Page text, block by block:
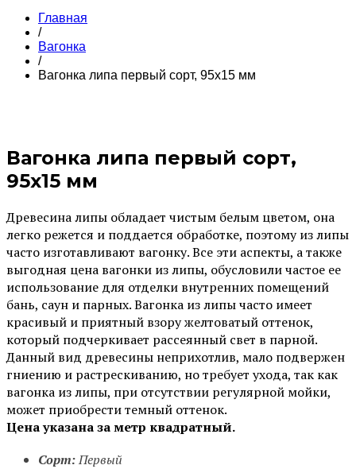
Главная
/
Вагонка
/
Вагонка липа первый сорт, 95х15 мм
Вагонка липа первый сорт,
95х15 мм
Древесина липы обладает чистым белым цветом, она
легко режется и поддается обработке, поэтому из липы
часто изготавливают вагонку. Все эти аспекты, а также
выгодная цена вагонки из липы, обусловили частое ее
использование для отделки внутренних помещений
бань, саун и парных. Вагонка из липы часто имеет
красивый и приятный взору желтоватый оттенок,
который подчеркивает рассеянный свет в парной.
Данный вид древесины неприхотлив, мало подвержен
гниению и растрескиванию, но требует ухода, так как
вагонка из липы, при отсутствии регулярной мойки,
может приобрести темный оттенок.
Цена указана за метр квадратный.
Сорт:Первый